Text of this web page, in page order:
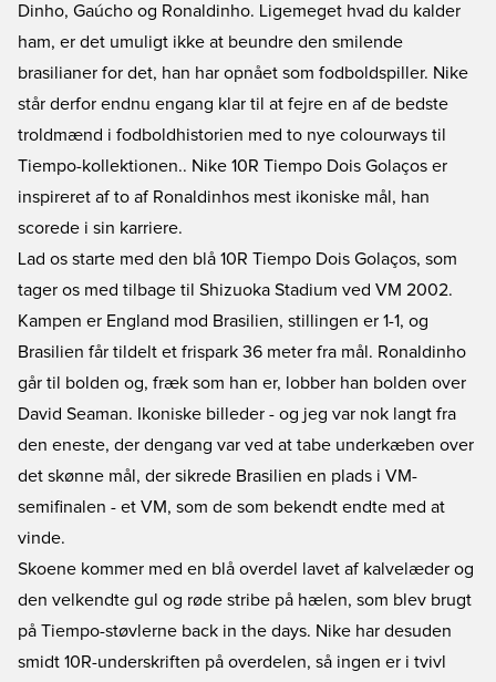
Dinho, Gaúcho og Ronaldinho. Ligemeget hvad du kalder
ham, er det umuligt ikke at beundre den smilende
brasilianer for det, han har opnået som fodboldspiller. Nike
står derfor endnu engang klar til at fejre en af de bedste
troldmænd i fodboldhistorien med to nye colourways til
Tiempo-kollektionen.. Nike 10R Tiempo Dois Golaços er
inspireret af to af Ronaldinhos mest ikoniske mål, han
scorede i sin karriere.
Lad os starte med den blå 10R Tiempo Dois Golaços, som
tager os med tilbage til Shizuoka Stadium ved VM 2002.
Kampen er England mod Brasilien, stillingen er 1-1, og
Brasilien får tildelt et frispark 36 meter fra mål. Ronaldinho
går til bolden og, fræk som han er, lobber han bolden over
David Seaman. Ikoniske billeder - og jeg var nok langt fra
den eneste, der dengang var ved at tabe underkæben over
det skønne mål, der sikrede Brasilien en plads i VM-
semifinalen - et VM, som de som bekendt endte med at
vinde.
Skoene kommer med en blå overdel lavet af kalvelæder og
den velkendte gul og røde stribe på hælen, som blev brugt
på Tiempo-støvlerne back in the days. Nike har desuden
smidt 10R-underskriften på overdelen, så ingen er i tvivl